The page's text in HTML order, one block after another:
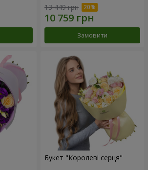
13 449 грн
Замовити
Букет "Королеві серця"